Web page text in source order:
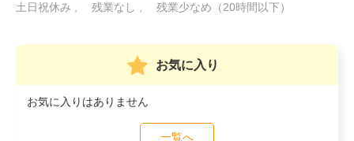
土日祝休み
残業なし 残業少なめ（20時間以下）
お気に入り
お気に入りはありません
一覧へ